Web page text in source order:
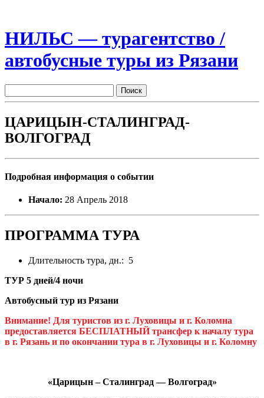
НИЛЬС — турагентство /
автобусные туры из Рязани
ЦАРИЦЫН-СТАЛИНГРАД-
ВОЛГОГРАД
Подробная информация о событии
Начало: 28 Апрель 2018
ПРОГРАММА ТУРА
Длительность тура, дн.: 5
ТУР 5 дней/4 ночи
Автобусный тур из Рязани
Внимание! Для туристов из г. Луховицы и г. Коломна
предоставляется БЕСПЛАТНЫЙ трансфер к началу тура
в г. Рязань и по окончании тура в г. Луховицы и г. Коломну
«Царицын – Сталинград — Волгоград»